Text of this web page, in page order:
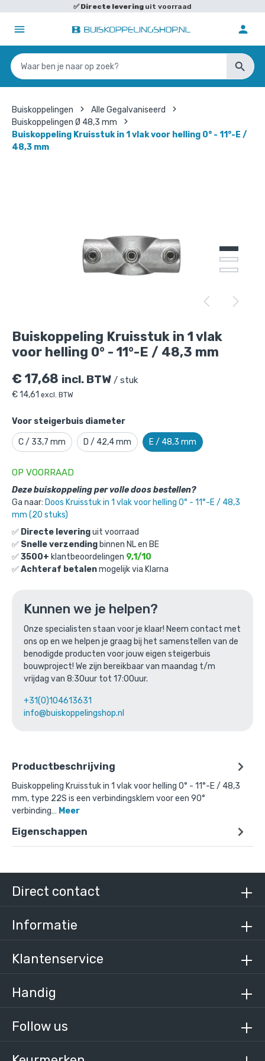
✅Directe levering uit voorraad
Buiskoppelingen
Alle Gegalvaniseerd
Buiskoppelingen Ø 48,3 mm
Buiskoppeling Kruisstuk in 1 vlak voor helling 0° - 11°-E /
48,3 mm
Buiskoppeling Kruisstuk in 1 vlak
voor helling 0° - 11°-E / 48,3 mm
€ 17,68 incl. BTW / stuk
€14,61 excl. BTW
Voor steigerbuis diameter
C / 33,7 mm D / 42,4 mm E / 48,3 mm
OP VOORRAAD
Deze buiskoppeling per volle doos bestellen?
Ga naar: Doos Kruisstuk in 1 vlak voor helling 0° - 11°-E / 48,3
mm (20 stuks)
✅ Directe leveringuit voorraad
✅ Snelle verzending binnen NL en BE
✅3500+ klantbeoordelingen 9,1/10
✅Achteraf betalenmogelijk via Klarna
Kunnen we je helpen?
Onze specialisten staan voor je klaar! Neem contact met
ons op en we helpen je graag bij het samenstellen van de
benodigde producten voor jouw eigen steigerbuis
bouwproject! We zijn bereikbaar van maandag t/m
vrijdag van 8:30uur tot 17:00uur.
+31(0)104613631
info@buiskoppelingshop.nl
Productbeschrijving
Buiskoppeling Kruisstuk in 1 vlak voor helling 0° - 11°-E / 48,3
mm, type 22S is een verbindingsklem voor een 90°
verbinding… Meer
Eigenschappen
Buiskoppeling Kruisstuk in 1 vlak voor
is toegevoegd aan
Buiskoppeling Kruisstuk in 1 vlak voor
Productnummer: 101022SE
€17,68
€14,61 excl. BTW
Ga naar winkelmandje
Bovenstaande product wordt vaak
gecombineerd met:
Follow us
Direct contact
Informatie
Klantenservice
Handig